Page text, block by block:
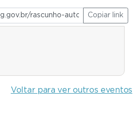
Copiar link
Voltar para ver outros eventos